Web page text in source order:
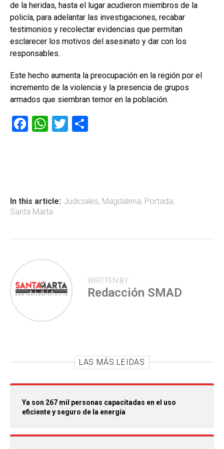
de la heridas, hasta el lugar acudieron miembros de la
policía, para adelantar las investigaciones, recabar
testimonios y recolectar evidencias que permitan
esclarecer los motivos del asesinato y dar con los
responsables.
Este hecho aumenta la preocupación en la región por el
incremento de la violencia y la presencia de grupos
armados que siembran temor en la población.
F
ok
W
p
p
T
tir
In this article: Judiciales, Magdalena, Portada,
Santa Marta
WRITTEN BY
Redacción SMAD
LAS MÁS LEIDAS
Ya son 267 mil personas capacitadas en el uso
eficiente y seguro de la energía